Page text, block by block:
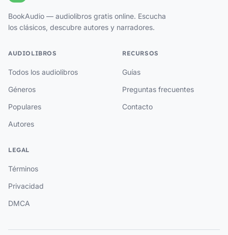
BookAudio — audiolibros gratis online. Escucha
los clásicos, descubre autores y narradores.
AUDIOLIBROS
Todos los audiolibros
Géneros
Populares
Autores
RECURSOS
Guías
Preguntas frecuentes
Contacto
LEGAL
Términos
Privacidad
DMCA